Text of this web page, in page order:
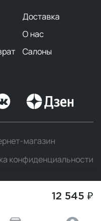
12 545 ₽
Доставка
О нас
Салоны
магазин
конфиденциальности